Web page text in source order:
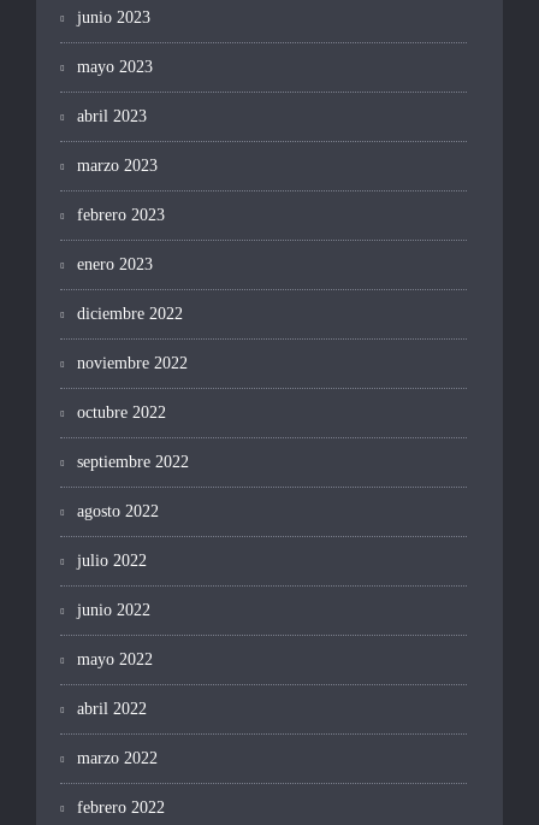
junio 2023
mayo 2023
abril 2023
marzo 2023
febrero 2023
enero 2023
diciembre 2022
noviembre 2022
octubre 2022
septiembre 2022
agosto 2022
julio 2022
junio 2022
mayo 2022
abril 2022
marzo 2022
febrero 2022